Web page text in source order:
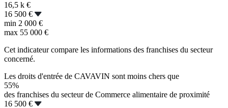
16,5 k €
16 500 €
min 2 000 €
max 55 000 €
Cet indicateur compare les informations des franchises du secteur
concerné.
Les droits d'entrée de CAVAVIN sont moins chers que
55%
des franchises du secteur de Commerce alimentaire de proximité
16 500 €